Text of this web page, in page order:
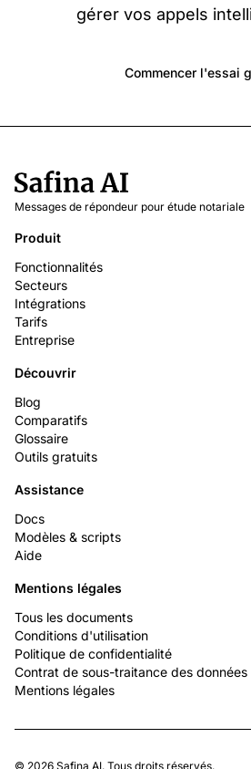
gérer vos appels
Commencer l'essai
Messages de répondeur pour étude notariale
Produit
Fonctionnalités
Secteurs
Intégrations
Tarifs
Entreprise
Découvrir
Blog
Comparatifs
Glossaire
Outils gratuits
Assistance
Docs
Modèles & scripts
Aide
Mentions légales
Tous les documents
Conditions d'utilisation
Politique de confidentialité
Contrat de sous-traitance des données
Mentions légales
© 2026 Safina AI. Tous droits réservés.